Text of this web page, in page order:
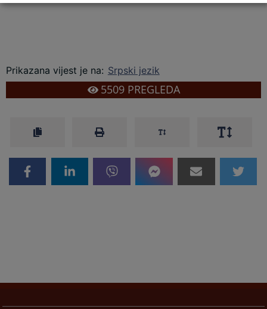
Prikazana vijest je na: Srpski jezik
5509PREGLEDA